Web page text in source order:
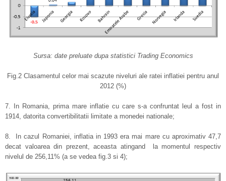
Sursa: date preluate dupa statistici Trading Economics
Fig.2 Clasamentul celor mai scazute niveluri ale ratei inflatiei pentru anul
2012 (%)
7. In Romania, prima mare inflatie cu care s-a confruntat leul a fost in
1914, datorita convertibilitatii limitate a monedei nationale;
8. In cazul Romaniei, inflatia in 1993 era mai mare cu aproximativ 47,7
decat valoarea din prezent, aceasta atingand la momentul respectiv
nivelul de 256,11% (a se vedea fig.3 si 4);